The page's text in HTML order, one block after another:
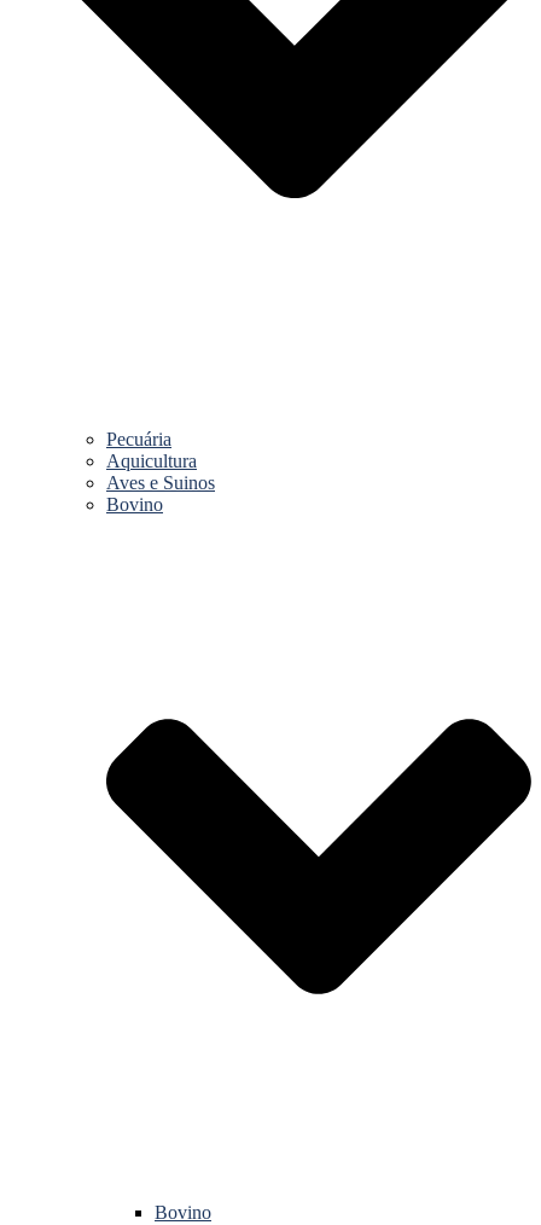
Pecuária
Aquicultura
Aves e Suinos
Bovino
Bovino